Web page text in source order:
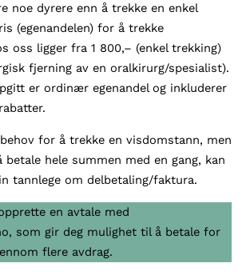
noe dyrere enn å trekke en enkel
(egenandelen) for å trekke
oss ligger fra 1 800,– (enkel trekking)
fjerning av en oralkirurg/spesialist).
er ordinær egenandel og inkluderer
for å trekke en visdomstann, men
betale hele summen med en gang, kan
tannlege om delbetaling/faktura.
en avtale med
som gir deg mulighet til å betale for
flere avdrag.